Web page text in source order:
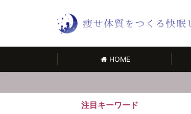
HOME
注目キーワード